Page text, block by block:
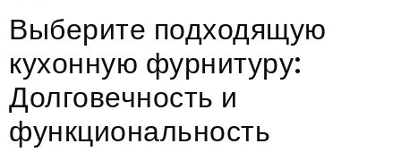
Выберите подходящую
кухонную фурнитуру:
Долговечность и
функциональность